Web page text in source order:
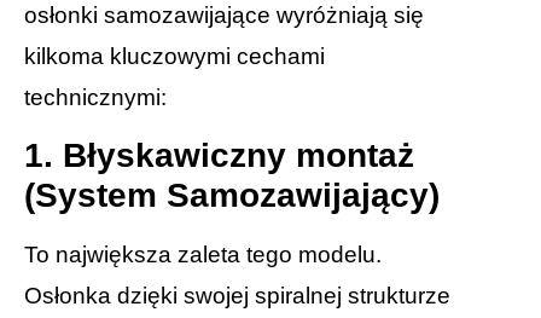
osłonki samozawijające wyróżniają się
kilkoma kluczowymi cechami
technicznymi:
1. Błyskawiczny montaż
(System Samozawijający)
To największa zaleta tego modelu.
Osłonka dzięki swojej spiralnej strukturze